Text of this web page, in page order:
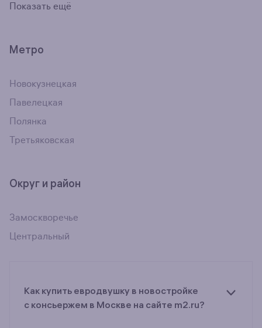
Показать ещё
Метро
Новокузнецкая
Павелецкая
Полянка
Третьяковская
Округ и район
Замоскворечье
Центральный
Как купить евродвушку в новостройке
c консьержем в Москве на сайте m2.ru?